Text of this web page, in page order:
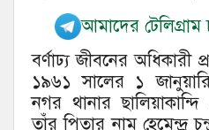
আমাদের
বর্ণাঢ্য জীবনের
১৯৬১ সালের ১
নগর থানার
তাঁর পিতার নাম হেমেন্দ্র